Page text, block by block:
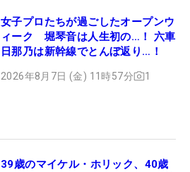
女子プロたちが過ごしたオープンウ
ィーク 堀琴音は人生初の…！ 六車
日那乃は新幹線でとんぼ返り…！
2026年8月7日 (金) 11時57分 1
39歳のマイケル・ホリック、40歳